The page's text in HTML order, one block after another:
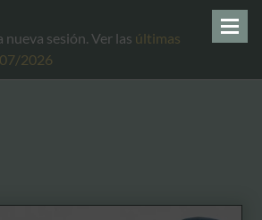
sesión. Ver las últimas
2026